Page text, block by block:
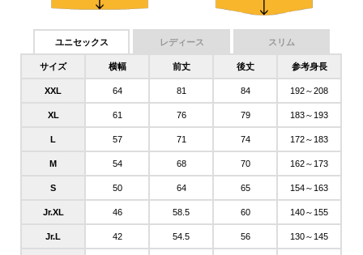
ユニセックス レディース スリム
サイズ 横幅 前丈 後丈 参考身長
XXL 64 81 84 192～208
XL 61 76 79 183～193
L 57 71 74 172～183
M 54 68 70 162～173
S 50 64 65 154～163
Jr.XL 46 58.5 60 140～155
Jr.L 42 54.5 56 130～145